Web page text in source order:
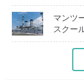
マンツ
スクー